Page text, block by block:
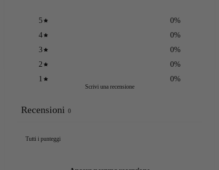
5 0%
4
0%
3
0%
2
0%
1
0%
Scrivi una recensione
Recensioni 0